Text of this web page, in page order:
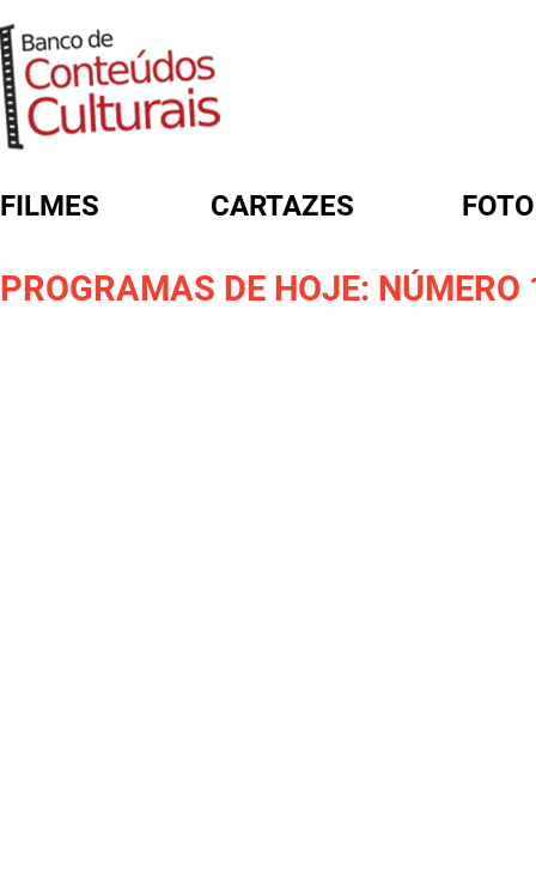
FILMES CARTAZES
PROGRAMAS DE HOJE: NÚMERO
FORMULÁRIO DE BUSCA